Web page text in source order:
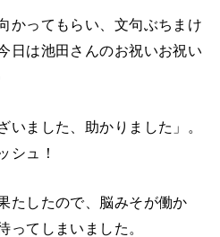
かってもらい、文句ぶちまけ
日は池田さんのお祝いお祝い
いました、助かりました」。
シュ！
たしたので、脳みそが働か
ってしまいました。